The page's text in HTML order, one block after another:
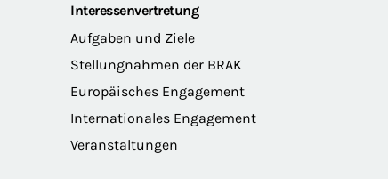
Interessenvertretung
Aufgaben und Ziele
Stellungnahmen der BRAK
Europäisches Engagement
Internationales Engagement
Veranstaltungen